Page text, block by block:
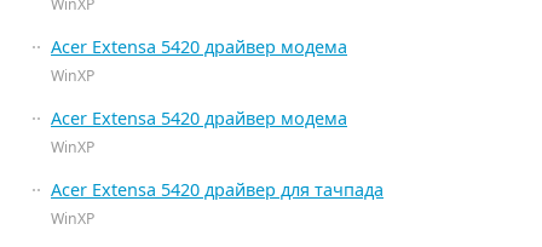
WinXP
Acer Extensa 5420 драйвер модема
WinXP
Acer Extensa 5420 драйвер модема
WinXP
Acer Extensa 5420 драйвер для тачпада
WinXP